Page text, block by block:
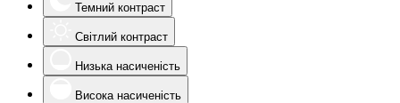
Темний контраст
Світлий контраст
Низька насиченість
Висока насиченість